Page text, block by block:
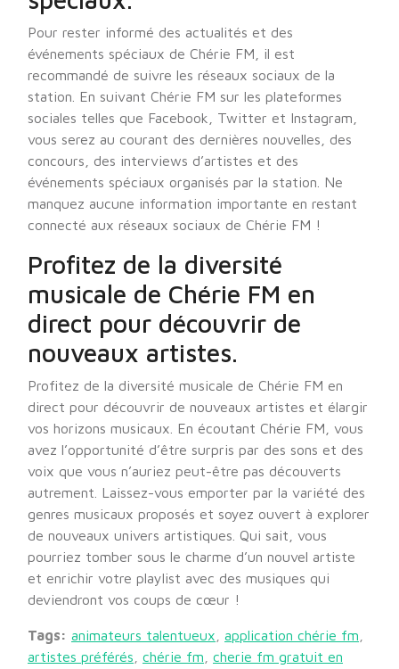
Pour rester informé des actualités et des
événements spéciaux de Chérie FM, il est
recommandé de suivre les réseaux sociaux de la
station. En suivant Chérie FM sur les plateformes
sociales telles que Facebook, Twitter et Instagram,
vous serez au courant des dernières nouvelles, des
concours, des interviews d’artistes et des
événements spéciaux organisés par la station. Ne
manquez aucune information importante en restant
connecté aux réseaux sociaux de Chérie FM !
Profitez de la diversité
musicale de Chérie FM en
direct pour découvrir de
nouveaux artistes.
Profitez de la diversité musicale de Chérie FM en
direct pour découvrir de nouveaux artistes et élargir
vos horizons musicaux. En écoutant Chérie FM, vous
avez l’opportunité d’être surpris par des sons et des
voix que vous n’auriez peut-être pas découverts
autrement. Laissez-vous emporter par la variété des
genres musicaux proposés et soyez ouvert à explorer
de nouveaux univers artistiques. Qui sait, vous
pourriez tomber sous le charme d’un nouvel artiste
et enrichir votre playlist avec des musiques qui
deviendront vos coups de cœur !
Tags: animateurs talentueux application chérie fm
artistes préférés
chérie fm
cherie fm gratuit en